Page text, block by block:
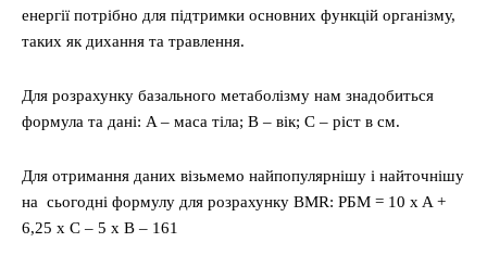
енергії потрібно для підтримки основних функцій організму,
таких як дихання та травлення.
Для розрахунку базального метаболізму нам знадобиться
формула та дані: A – маса тіла; B – вік; C – ріст в см.
Для отримання даних візьмемо найпопулярнішу і найточнішу
на сьогодні формулу для розрахунку BMR: РБМ = 10 x A +
6,25 x C – 5 x B – 161